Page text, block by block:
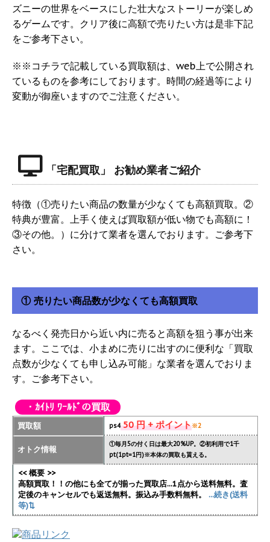
ズニーの世界をベースにした壮大なストーリーが楽しめ
るゲームです。クリア後に高額で売りたい方は是非下記
をご参考下さい。
※※コチラで記載している買取額は、web上で公開され
ているものを参考にしております。時間の経過等により
変動が御座いますのでご注意ください。
「宅配買取」 お勧め業者ご紹介
特徴（①売りたい商品の数量が少なくても高額買取。②
特典が豊富。上手く使えば買取額が低い物でも高額に！
③その他。）に分けて業者を選んでおります。ご参考下
さい。
① 売りたい商品数が少なくても高額買取
なるべく発売日から近い内に売ると高額を狙う事が出来
ます。ここでは、小まめに売りに出すのに便利な「買取
点数が少なくても申し込み可能」な業者を選んでおりま
す。ご参考下さい。
・ｶｲﾄﾘ ﾜｰﾙﾄﾞの買取
買取額 ps450 円 + ポイント※2
オトク情報
①毎月5の付く日は最大20%UP。②初利用で1千
pt(1pt=1円)※本体の買取も貰える。
<< 概要 >>
高額買取！！の他にも全てが揃った買取店...1点から送料無料。査
定後のキャンセルでも返送無料。振込み手数料無料。
...続き(送料
等)⇅